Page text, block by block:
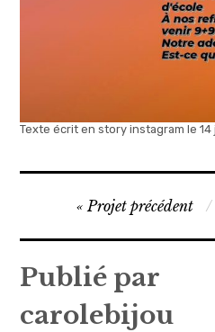
Texte écrit en story instagram le
Navigation
de
l’article
Projet précédent
Publié par
carolebijou